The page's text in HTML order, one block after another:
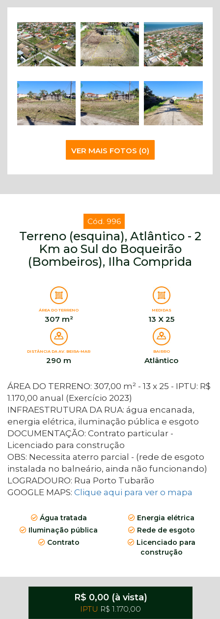
VER MAIS FOTOS (0)
Cód. 996
Terreno (esquina), Atlântico - 2
Km ao Sul do Boqueirão
(Bombeiros), Ilha Comprida
ÁREA DO TERRENO
307 m²
MEDIDAS
13 X 25
DISTÂNCIA DA AV. BEIRA-MAR
290 m
BAIRRO
Atlântico
ÁREA DO TERRENO: 307,00 m² - 13 x 25 - IPTU: R$
1.170,00 anual (Exercício 2023)
INFRAESTRUTURA DA RUA: água encanada,
energia elétrica, iluminação pública e esgoto
DOCUMENTAÇÃO: Contrato particular -
Licenciado para construção
OBS: Necessita aterro parcial - (rede de esgoto
instalada no balneário, ainda não funcionando)
LOGRADOURO: Rua Porto Tubarão
GOOGLE MAPS: Clique aqui para ver o mapa
Água tratada
Energia elétrica
Iluminação pública
Rede de esgoto
Contrato
Licenciado para
construção
R$ 0,00 (à vista)
IPTU R$ 1.170,00